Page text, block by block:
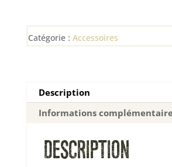
Catégorie : Accessoires
Description
Informations
DESCRIPTION